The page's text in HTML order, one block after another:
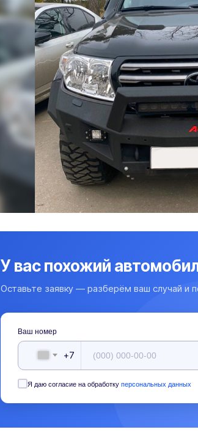
У вас похожий
Оставьте заявку — разберём ваш случай и
Ваш номер
+7
Я даю согласие на обработку персональных данных